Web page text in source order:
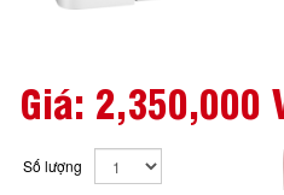
Giá: 2,350,000
Số lượng